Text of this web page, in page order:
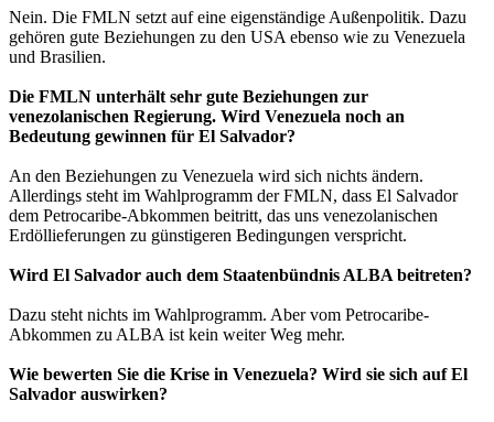
Nein. Die FMLN setzt auf eine eigenständige Außenpolitik. Dazu
gehören gute Beziehungen zu den USA ebenso wie zu Venezuela
und Brasilien.
Die FMLN unterhält sehr gute Beziehungen zur
venezolanischen Regierung. Wird Venezuela noch an
Bedeutung gewinnen für El Salvador?
An den Beziehungen zu Venezuela wird sich nichts ändern.
Allerdings steht im Wahlprogramm der FMLN, dass El Salvador
dem Petrocaribe-Abkommen beitritt, das uns venezolanischen
Erdöllieferungen zu günstigeren Bedingungen verspricht.
Wird El Salvador auch dem Staatenbündnis ALBA beitreten?
Dazu steht nichts im Wahlprogramm. Aber vom Petrocaribe-
Abkommen zu ALBA ist kein weiter Weg mehr.
Wie bewerten Sie die Krise in Venezuela? Wird sie sich auf El
Salvador auswirken?